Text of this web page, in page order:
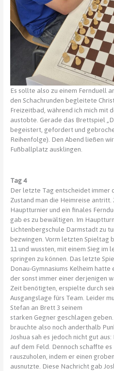
Es sollte also zu einem Fernduell
den Schachrunden begleitete
Freizeitbad, während ich mich mit
austobte. Gerade das Brettspiel
begeistert, gefordert und
Reihenfolge). Den Abend ließen
Fußballplatz ausklingen.
Tag 4
Der letzte Tag entscheidet immer
Zustand man die Heimreise
Hauptturnier und ein finales
gab es zu bewältigen. Im
Lichtenbergschule Darmstadt zu
bezwingen. Vorm letzten Spieltag
11 und wussten, mit einem Sieg im
springen zu können. Das letzte
Donau-Gymnasiums Kelheim hatte
der sonst immer einer derjenigen
Zeit benötigten, erspielte durch
Ausgangslage fürs Team. Leider
Stefan an Brett 3 seinem
starken Gegner geschlagen
brauchte also noch anderthalb
Joshua sah es jedoch nicht gut
auf dem Feld. Dennoch schaffte
rauszuholen, indem er einen
ausnutzte. Diese Nachricht gab